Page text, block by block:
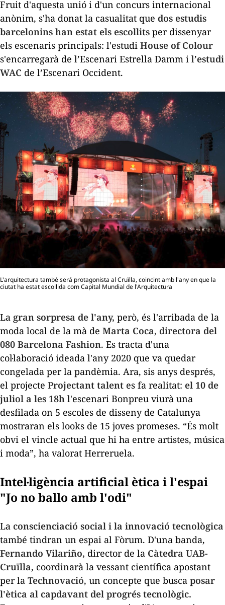
Fruit d'aquesta unió i d'un concurs internacional
anònim, s'ha donat la casualitat que dos estudis
barcelonins han estat els escollits per dissenyar
els escenaris principals: l'estudi House of Colour
s'encarregarà de l’Escenari Estrella Damm i l’estudi
WAC de l’Escenari Occident.
L'arquitectura també será protagonista al Cruïlla, coincint amb l'any en que la
ciutat ha estat escollida com Capital Mundial de l'Arquitectura
La gran sorpresa de l'any, però, és l'arribada de la
moda local de la mà de Marta Coca, directora del
080 Barcelona Fashion. Es tracta d'una
col·laboració ideada l'any 2020 que va quedar
congelada per la pandèmia. Ara, sis anys després,
el projecte Projectant talent es fa realitat: el 10 de
juliol a les 18h l'escenari Bonpreu viurà una
desfilada on 5 escoles de disseny de Catalunya
mostraran els looks de 15 joves promeses. “És molt
obvi el vincle actual que hi ha entre artistes, música
i moda”, ha valorat Herreruela.
Intel·ligència artificial ètica i l'espai
"Jo no ballo amb l'odi"
La conscienciació social i la innovació tecnològica
també tindran un espai al Fòrum. D'una banda,
Fernando Vilariño, director de la Càtedra UAB-
Cruïlla, coordinarà la vessant científica apostant
per la Technovació, un concepte que busca posar
l'ètica al capdavant del progrés tecnològic.